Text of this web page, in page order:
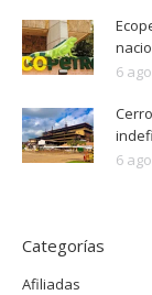
6
6
Categorías
Afiliadas